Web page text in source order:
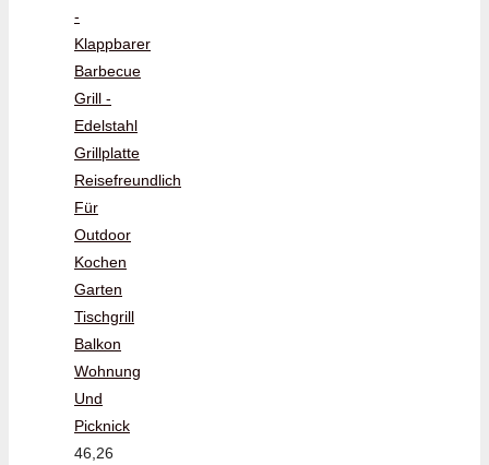
-
Klappbarer
Barbecue
Grill -
Edelstahl
Grillplatte
Reisefreundlich
Für
Outdoor
Kochen
Garten
Tischgrill
Balkon
Wohnung
Und
Picknick
46,26